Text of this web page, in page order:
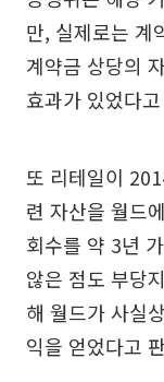
만, 실제로는 계
계약금 상당의
효과가 있었다
또 리테일이
련 자산을 월드
회수를 약 3년
않은 점도 부당
해 월드가 사실
익을 얻었다고